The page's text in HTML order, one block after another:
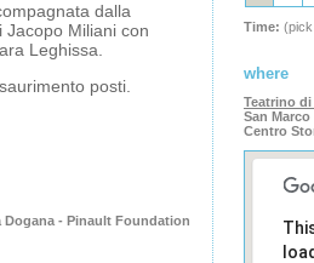
dalla
Jacopo Miliani con
Leghissa.
posti.
Dogana - Pinault Foundation
Time:
where
Teatrino di
San Marco
Centro